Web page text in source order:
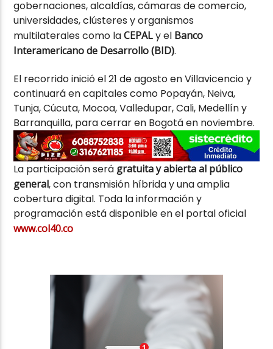
gobernaciones, alcaldías, cámaras de comercio,
universidades, clústeres y organismos
multilaterales como laCEPALy el Banco
Interamericano de Desarrollo (BID).
El recorrido inició el 21 de agosto en Villavicencio y
continuará en capitales como Popayán, Neiva,
Tunja, Cúcuta, Mocoa, Valledupar, Cali, Medellín y
Barranquilla, para cerrar en Bogotá en noviembre.
La participación será gratuita y abierta al público
general, con transmisión híbrida y una amplia
cobertura digital. Toda la información y
programación está disponible en el portal oficial
www.col40.co